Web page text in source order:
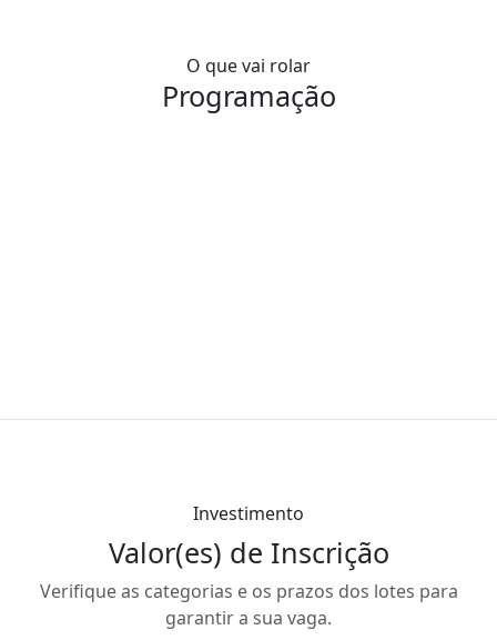
O que vai rolar
Programação
Investimento
Valor(es) de Inscrição
Verifique as categorias e os prazos dos lotes para
garantir a sua vaga.